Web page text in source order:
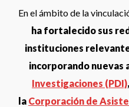
En el ámbito de la
ha fortalecido sus
instituciones
incorporando nuevas
Investigaciones (PDI),
la Corporación de